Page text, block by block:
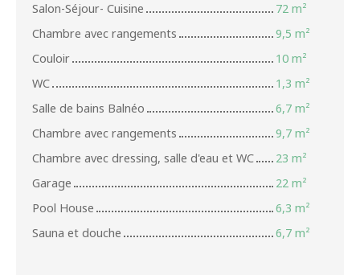
Salon-Séjour- Cuisine
72 m²
Chambre avec rangements
9,5 m²
Couloir
10 m²
WC
1,3 m²
Salle de bains Balnéo
6,7 m²
Chambre avec rangements
9,7 m²
Chambre avec dressing, salle d'eau et WC
23 m²
Garage
22 m²
Pool House
6,3 m²
Sauna et douche
6,7 m²